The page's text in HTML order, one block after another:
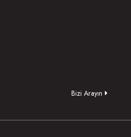
Bizi Arayın